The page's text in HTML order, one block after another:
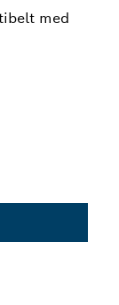
med